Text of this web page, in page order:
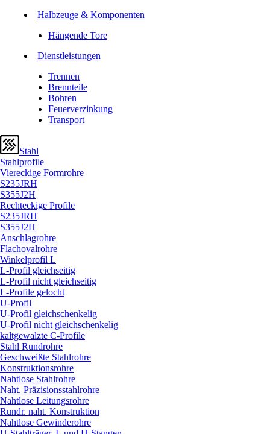
Halbzeuge & Komponenten
Hängende Tore
Dienstleistungen
Trennen
Brennteile
Bohren
Feuerverzinkung
Transport
Stahl
Stahlprofile
Viereckige Formrohre
S235JRH
S355J2H
Rechteckige Profile
S235JRH
S355J2H
Anschlagrohre
Flachovalrohre
Winkelprofil L
L-Profil gleichseitig
L-Profil nicht gleichseitig
L-Profile gelocht
U-Profil
U-Profil gleichschenkelig
U-Profil nicht gleichschenkelig
kaltgewalzte C-Profile
Stahl Rundrohre
Geschweißte Stahlrohre
Konstruktionsrohre
Nahtlose Stahlrohre
Naht. Präzisionsstahlrohre
Nahtlose Leitungsrohre
Rundr. naht. Konstruktion
Nahtlose Gewinderohre